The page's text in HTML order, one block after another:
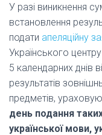
У разі виникнення
встановлення
подати апеляційну
Українського
5 календарних днів
результатів
предметів,
день подання
української мови,